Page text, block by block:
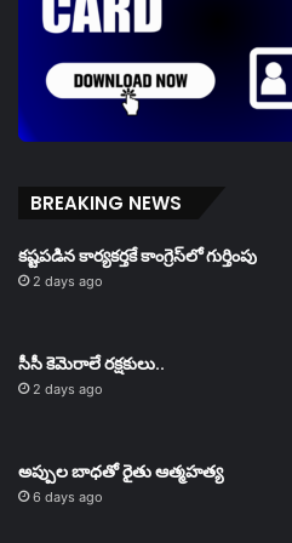
BREAKING NEWS
కష్టపడిన కార్యకర్తకే కాంగ్రెస్‌లో గుర్తింపు
2 days ago
సీసీ కెమెరాలే రక్షకులు..
2 days ago
అప్పుల బాధతో రైతు ఆత్మహత్య
6 days ago